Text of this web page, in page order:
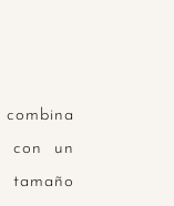
con un